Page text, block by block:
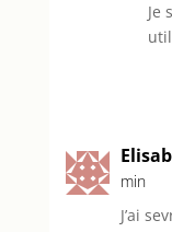
Je
min
J’ai